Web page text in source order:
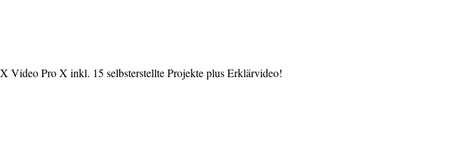
Pro X inkl. 15 selbsterstellte Projekte plus Erklärvideo!